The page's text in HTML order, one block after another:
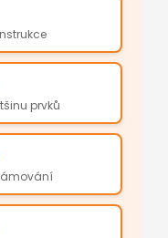
prvků